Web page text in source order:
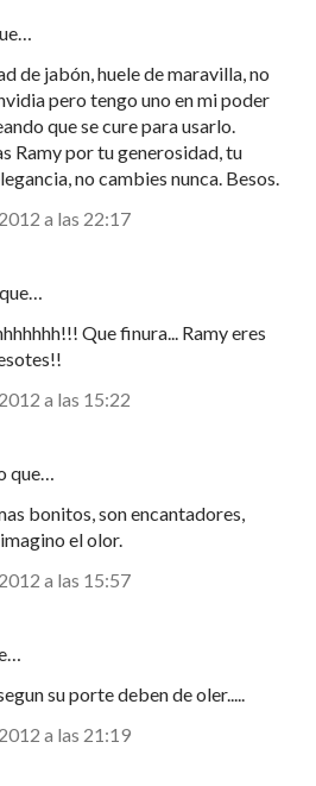
de jabón, huele de maravilla, no
pero tengo uno en mi poder
que se cure para usarlo.
Ramy por tu generosidad, tu
no cambies nunca. Besos.
a las 22:17
Que finura... Ramy eres
a las 15:22
que…
bonitos, son encantadores,
el olor.
a las 15:57
su porte deben de oler.....
a las 21:19